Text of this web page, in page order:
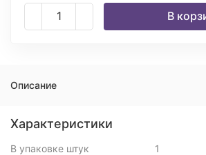
В
Описание
Характеристики
В упаковке штук 1